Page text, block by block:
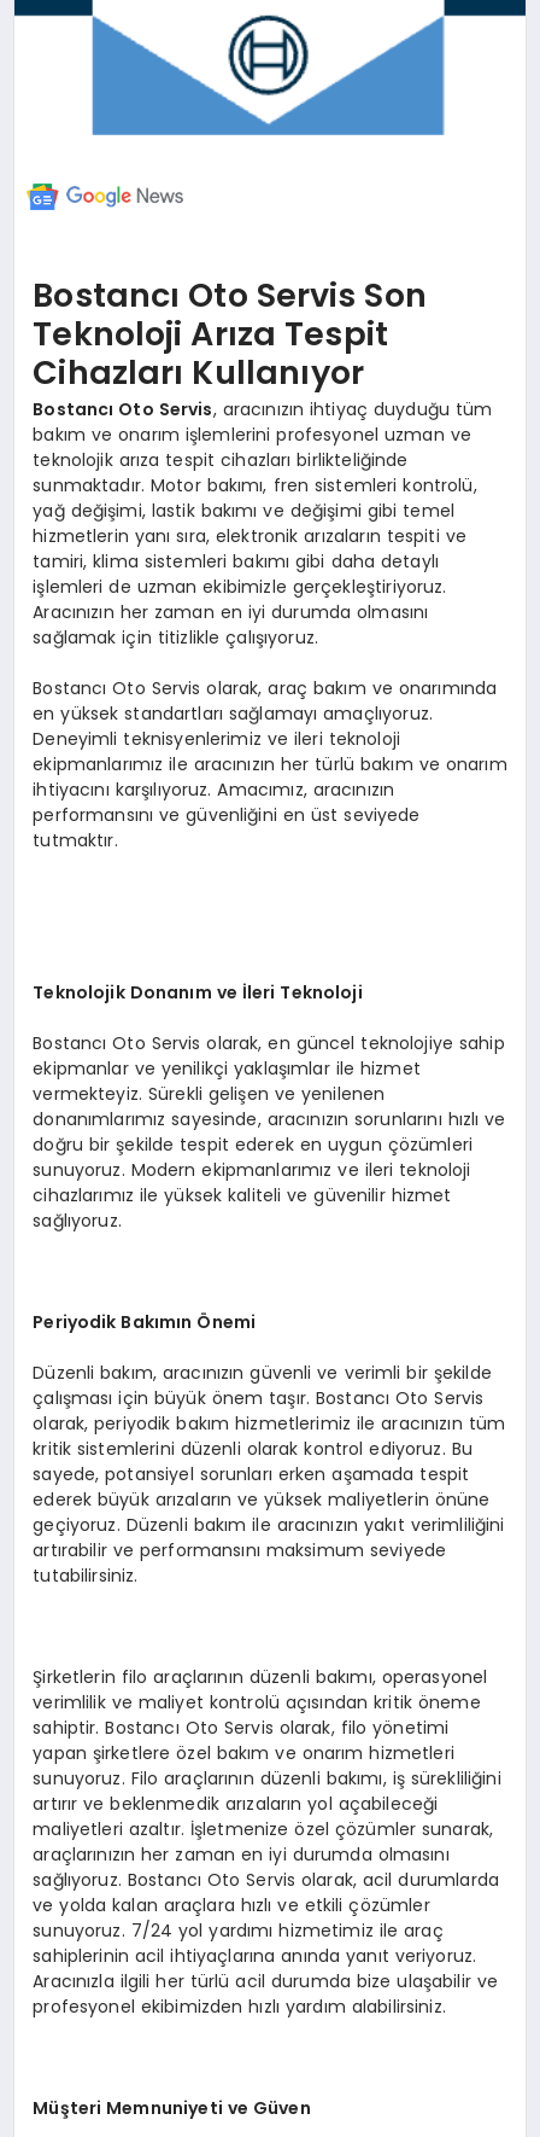
Bostancı Oto Servis Son
Teknoloji Arıza Tespit
Cihazları Kullanıyor
Bostancı Oto Servis, aracınızın ihtiyaç duyduğu tüm
bakım ve onarım işlemlerini profesyonel uzman ve
teknolojik arıza tespit cihazları birlikteliğinde
sunmaktadır. Motor bakımı, fren sistemleri kontrolü,
yağ değişimi, lastik bakımı ve değişimi gibi temel
hizmetlerin yanı sıra, elektronik arızaların tespiti ve
tamiri, klima sistemleri bakımı gibi daha detaylı
işlemleri de uzman ekibimizle gerçekleştiriyoruz.
Aracınızın her zaman en iyi durumda olmasını
sağlamak için titizlikle çalışıyoruz.
Bostancı Oto Servis olarak, araç bakım ve onarımında
en yüksek standartları sağlamayı amaçlıyoruz.
Deneyimli teknisyenlerimiz ve ileri teknoloji
ekipmanlarımız ile aracınızın her türlü bakım ve onarım
ihtiyacını karşılıyoruz. Amacımız, aracınızın
performansını ve güvenliğini en üst seviyede
tutmaktır.
Teknolojik Donanım ve İleri Teknoloji
Bostancı Oto Servis olarak, en güncel teknolojiye sahip
ekipmanlar ve yenilikçi yaklaşımlar ile hizmet
vermekteyiz. Sürekli gelişen ve yenilenen
donanımlarımız sayesinde, aracınızın sorunlarını hızlı ve
doğru bir şekilde tespit ederek en uygun çözümleri
sunuyoruz. Modern ekipmanlarımız ve ileri teknoloji
cihazlarımız ile yüksek kaliteli ve güvenilir hizmet
sağlıyoruz.
Periyodik Bakımın Önemi
Düzenli bakım, aracınızın güvenli ve verimli bir şekilde
çalışması için büyük önem taşır. Bostancı Oto Servis
olarak, periyodik bakım hizmetlerimiz ile aracınızın tüm
kritik sistemlerini düzenli olarak kontrol ediyoruz. Bu
sayede, potansiyel sorunları erken aşamada tespit
ederek büyük arızaların ve yüksek maliyetlerin önüne
geçiyoruz. Düzenli bakım ile aracınızın yakıt verimliliğini
artırabilir ve performansını maksimum seviyede
tutabilirsiniz.
Şirketlerin filo araçlarının düzenli bakımı, operasyonel
verimlilik ve maliyet kontrolü açısından kritik öneme
sahiptir. Bostancı Oto Servis olarak, filo yönetimi
yapan şirketlere özel bakım ve onarım hizmetleri
sunuyoruz. Filo araçlarının düzenli bakımı, iş sürekliliğini
artırır ve beklenmedik arızaların yol açabileceği
maliyetleri azaltır. İşletmenize özel çözümler sunarak,
araçlarınızın her zaman en iyi durumda olmasını
sağlıyoruz. Bostancı Oto Servis olarak, acil durumlarda
ve yolda kalan araçlara hızlı ve etkili çözümler
sunuyoruz. 7/24 yol yardımı hizmetimiz ile araç
sahiplerinin acil ihtiyaçlarına anında yanıt veriyoruz.
Aracınızla ilgili her türlü acil durumda bize ulaşabilir ve
profesyonel ekibimizden hızlı yardım alabilirsiniz.
Müşteri Memnuniyeti ve Güven